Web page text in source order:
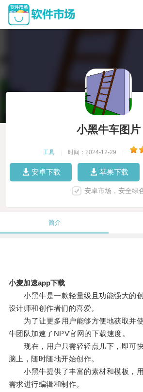
小黑牛车图片
工具 时间：2024-12-29
安卓下载 苹果下载
安卓市场，安全绿
简介
小麦加速app下载
小黑牛是一款轻量级且功能强大的创
设计师和创作者们的喜爱。
为了让更多用户能够方便地获取并
牛团队加速了NPV官网的下载速度。
现在，用户只需轻轻点几下，即可
脑上，随时随地开始创作。
小黑牛提供了丰富的素材和模板，用
需求进行编辑和制作。